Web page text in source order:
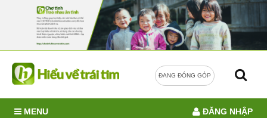
ĐANG ĐÓNG GÓP
MENU ĐĂNG NHẬP